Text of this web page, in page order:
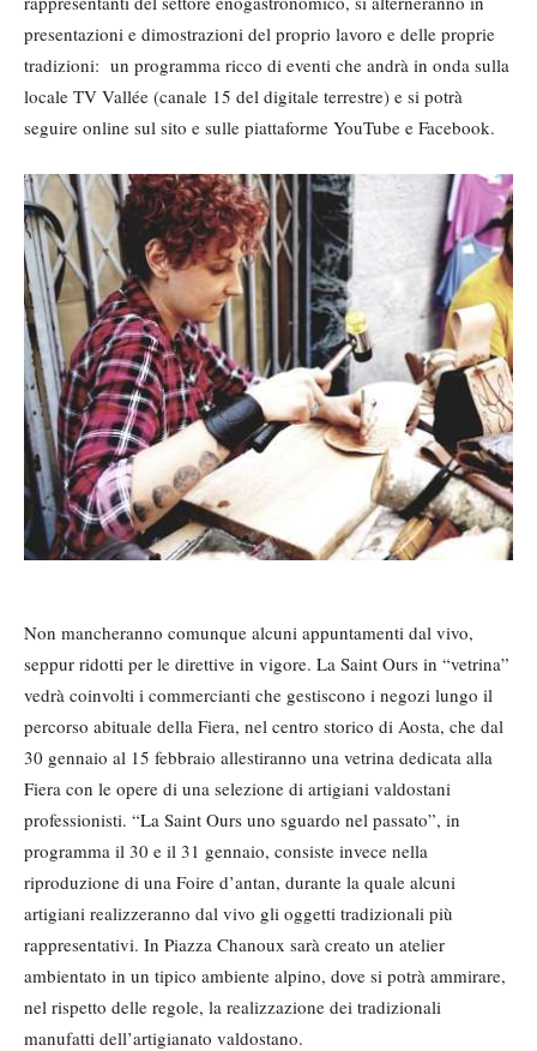
presentazioni e dimostrazioni del proprio lavoro e delle proprie
tradizioni: un programma ricco di eventi che andrà in onda sulla
locale TV Vallée (canale 15 del digitale terrestre) e si potrà
seguire online sul sito e sulle piattaforme YouTube e Facebook.
Non mancheranno comunque alcuni appuntamenti dal vivo,
seppur ridotti per le direttive in vigore. La Saint Ours in “vetrina”
vedrà coinvolti i commercianti che gestiscono i negozi lungo il
percorso abituale della Fiera, nel centro storico di Aosta, che dal
30 gennaio al 15 febbraio allestiranno una vetrina dedicata alla
Fiera con le opere di una selezione di artigiani valdostani
professionisti. “La Saint Ours uno sguardo nel passato”, in
programma il 30 e il 31 gennaio, consiste invece nella
riproduzione di una Foire d’antan, durante la quale alcuni
artigiani realizzeranno dal vivo gli oggetti tradizionali più
rappresentativi. In Piazza Chanoux sarà creato un atelier
ambientato in un tipico ambiente alpino, dove si potrà ammirare,
nel rispetto delle regole, la realizzazione dei tradizionali
manufatti dell’artigianato valdostano.